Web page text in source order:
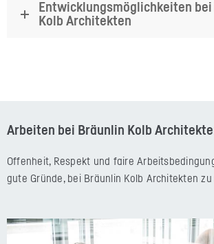
Entwicklungsmöglichkeiten
Kolb Architekten
Arbeiten bei Bräunlin Kolb
Offenheit, Respekt und faire
gute Gründe, bei Bräunlin Kolb Architekten